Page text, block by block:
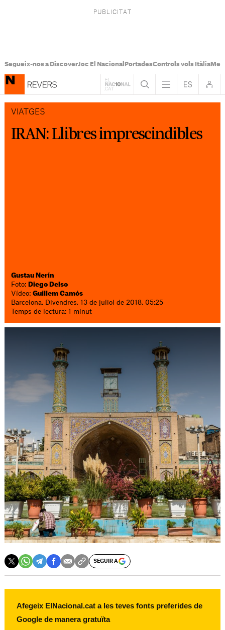
Segueix-nos a DiscoverJoc El Nacional PortadesControls vols Itàlia
VIATGES
IRAN: Llibres imprescindibles
Gustau Nerín
Foto: Diego Delso
Vídeo:Guillem Camós
Barcelona. Divendres, 13 de juliol de 2018. 05:25
Temps de lectura: 1 minut
SEGUIR A
Afegeix ElNacional.cat a les teves fonts preferides de
Google de manera gratuïta